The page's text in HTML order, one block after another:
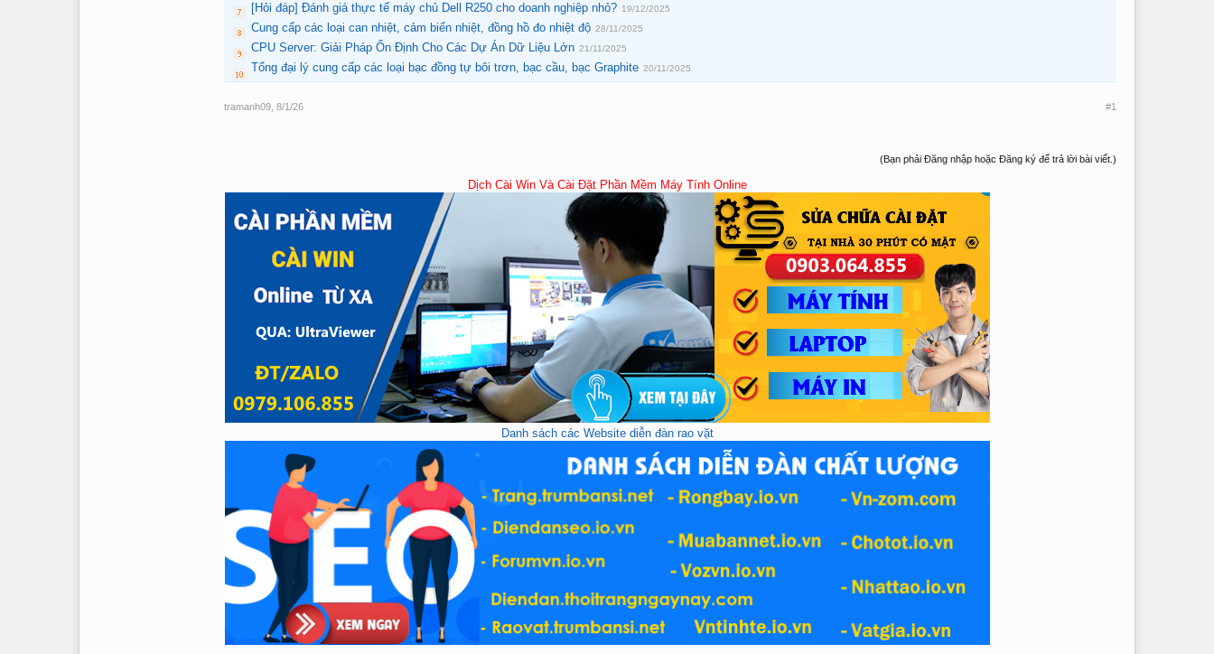
[Hỏi đáp] Đánh giá thực tế máy chủ Dell R250 cho doanh nghiệp nhỏ? 19/12/2025
Cung cấp các loại can nhiệt, cảm biến nhiệt, đồng hồ đo nhiệt độ 28/11/2025
CPU Server: Giải Pháp Ổn Định Cho Các Dự Án Dữ Liệu Lớn 21/11/2025
Tổng đại lý cung cấp các loại bạc đồng tự bôi trơn, bạc cầu, bạc Graphite 20/11/2025
tramanh09 8/1/26 #1
(Bạn phải Đăng nhập hoặc Đăng ký để trả lời bài viết.)
Dịch Cài Win Và Cài Đặt Phần Mềm Máy Tính Online
Danh sách các Website diễn đàn rao vặt